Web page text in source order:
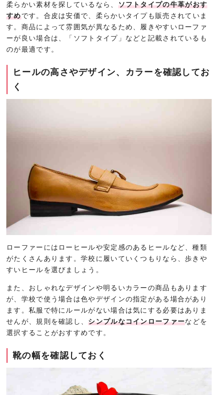
柔らかい素材を探しているなら、 ソフトタイプの牛革がおす
すめです。合皮は安価で、柔らかいタイプも販売されていま
す。商品によって雰囲気が異なるため、履きやすいローファ
ーが良い場合は、「ソフトタイプ」などと記載されているも
のが最適です。
ヒールの高さやデザイン、カラーを確認してお
く
ローファーにはローヒールや安定感のあるヒールなど、種類
がたくさんあります。学校に履いていくつもりなら、歩きや
すいヒールを選びましょう。
また、おしゃれなデザインや明るいカラーの商品もあります
が、学校で使う場合は色やデザインの指定がある場合があり
ます。私服で特にルールがない場合は気にする必要はありま
せんが、規則を確認し、シンプルなコインローファーなどを
選択することがおすすめです。
靴の幅を確認しておく